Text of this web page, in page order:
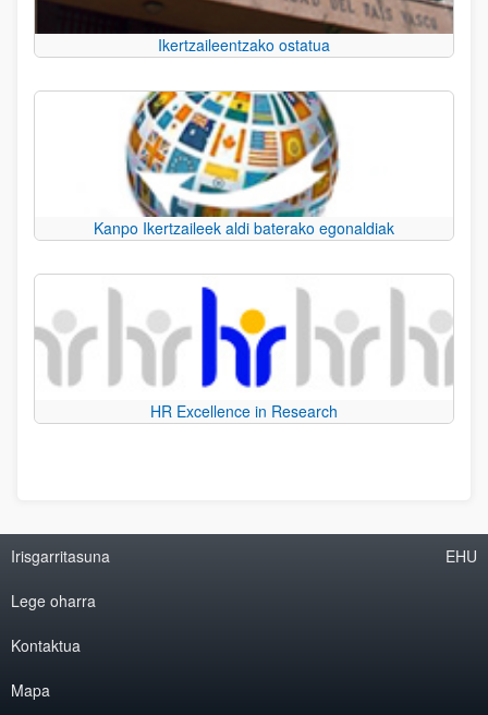
Ikertzaileentzako ostatua
Kanpo Ikertzaileek aldi baterako egonaldiak
HR Excellence in Research
Irisgarritasuna
Lege oharra
Kontaktua
Mapa
EHU